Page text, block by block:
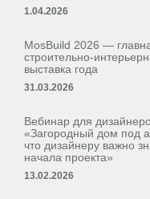
1.04.2026
MosBuild 2026 —
строительно-
выставка года
31.03.2026
Вебинар для
«Загородный дом под
что дизайнеру важно
начала проекта»
13.02.2026